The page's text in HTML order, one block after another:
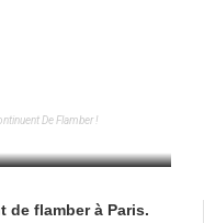
De Flamber !
de flamber à Paris.